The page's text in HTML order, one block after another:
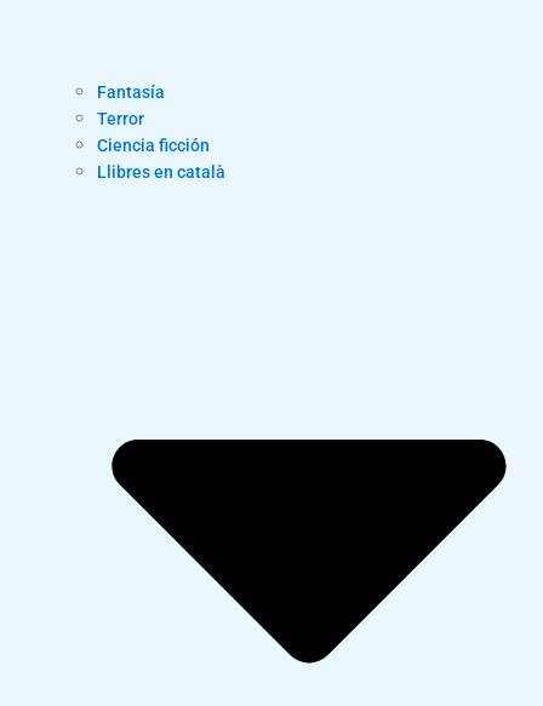
Fantasía
Terror
Ciencia ficción
Llibres en català